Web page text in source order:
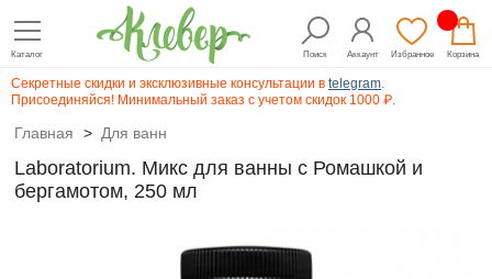
Каталог Поиск Аккаунт Избранное Корзина
Секретные скидки и эксклюзивные консультации в telegram.
Присоединяйся! Минимальный заказ с учетом скидок 1000 ₽.
Главная > Для ванн
Laboratorium. Микс для ванны с Ромашкой и
бергамотом, 250 мл